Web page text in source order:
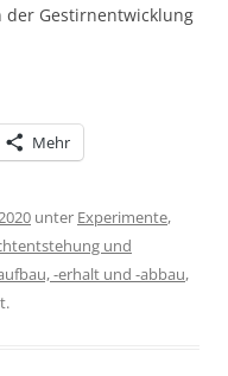
der Gestirnentwicklung
Mehr
unter Experimente,
und
-erhalt und -abbau,